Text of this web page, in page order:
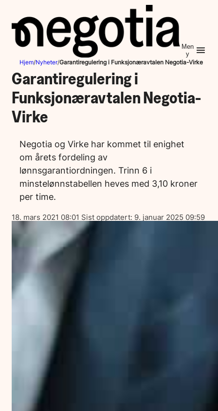
innhold
Men
y
Hjem/Nyheter/Garantiregulering i Funksjonæravtalen Negotia-Virke
Garantiregulering i
Funksjonæravtalen Negotia-
Virke
Negotia og Virke har kommet til enighet
om årets fordeling av
lønnsgarantiordningen. Trinn 6 i
minstelønnstabellen heves med 3,10 kroner
per time.
Lagt
ut
18. mars 2021 08:01 Sist oppdatert: 9. januar 2025 09:59